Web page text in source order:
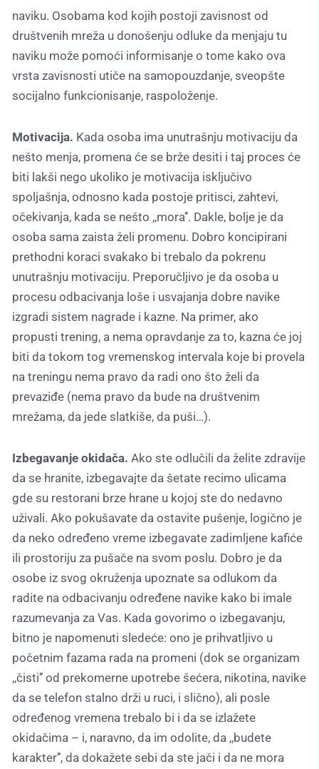
naviku. Osobama kod kojih postoji zavisnost od
društvenih mreža u donošenju odluke da menjaju tu
naviku može pomoći informisanje o tome kako ova
vrsta zavisnosti utiče na samopouzdanje, sveopšte
socijalno funkcionisanje, raspoloženje.
Motivacija. Kada osoba ima unutrašnju motivaciju da
nešto menja, promena će se brže desiti i taj proces će
biti lakši nego ukoliko je motivacija isključivo
spoljašnja, odnosno kada postoje pritisci, zahtevi,
očekivanja, kada se nešto ,,mora’’. Dakle, bolje je da
osoba sama zaista želi promenu. Dobro koncipirani
prethodni koraci svakako bi trebalo da pokrenu
unutrašnju motivaciju. Preporučljivo je da osoba u
procesu odbacivanja loše i usvajanja dobre navike
izgradi sistem nagrade i kazne. Na primer, ako
propusti trening, a nema opravdanje za to, kazna će joj
biti da tokom tog vremenskog intervala koje bi provela
na treningu nema pravo da radi ono što želi da
prevaziđe (nema pravo da bude na društvenim
mrežama, da jede slatkiše, da puši…).
Izbegavanje okidača. Ako ste odlučili da želite zdravije
da se hranite, izbegavajte da šetate recimo ulicama
gde su restorani brze hrane u kojoj ste do nedavno
uživali. Ako pokušavate da ostavite pušenje, logično je
da neko određeno vreme izbegavate zadimljene kafiće
ili prostoriju za pušače na svom poslu. Dobro je da
osobe iz svog okruženja upoznate sa odlukom da
radite na odbacivanju određene navike kako bi imale
razumevanja za Vas. Kada govorimo o izbegavanju,
bitno je napomenuti sledeće: ono je prihvatljivo u
početnim fazama rada na promeni (dok se organizam
,,čisti’’ od prekomerne upotrebe šećera, nikotina, navike
da se telefon stalno drži u ruci, i slično), ali posle
određenog vremena trebalo bi i da se izlažete
okidačima – i, naravno, da im odolite, da ,,budete
karakter’’, da dokažete sebi da ste jači i da ne mora